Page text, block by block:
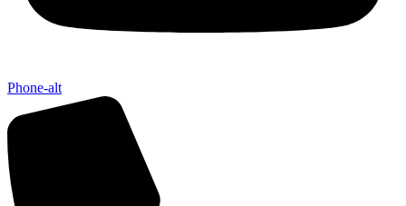
Phone-alt